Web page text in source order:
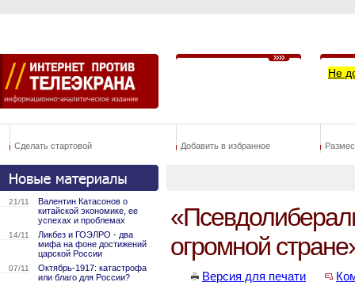
Не
Сделать стартовой Добавить в избранное
21/11
Валентин Катасонов о
китайской экономике, ее
успехах и проблемах
14/11
Ликбез и ГОЭЛРО - два
мифа на фоне достижений
царской России
07/11
Октябрь-1917: катастрофа
или благо для России?
огромной
Версия для печати